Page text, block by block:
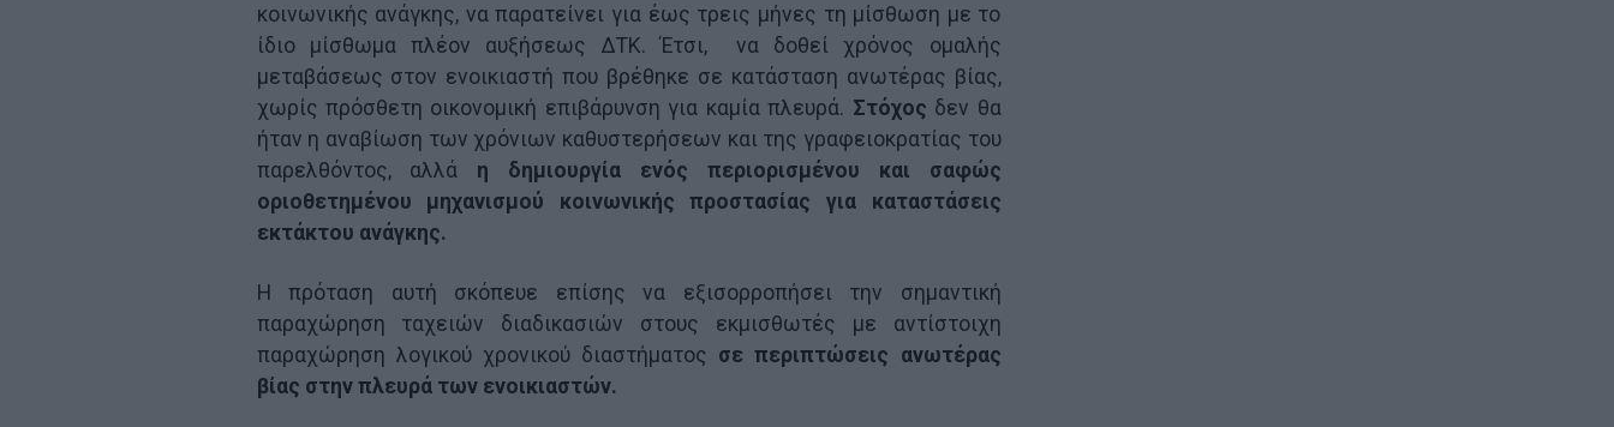
κοινωνικής ανάγκης, να παρατείνει για έως τρεις μήνες τη μίσθωση με το
ίδιο μίσθωμα πλέον αυξήσεως ΔΤΚ. Έτσι, να δοθεί χρόνος ομαλής
μεταβάσεως στον ενοικιαστή που βρέθηκε σε κατάσταση ανωτέρας βίας,
χωρίς πρόσθετη οικονομική επιβάρυνση για καμία πλευρά. Στόχος δεν θα
ήταν η αναβίωση των χρόνιων καθυστερήσεων και της γραφειοκρατίας του
παρελθόντος, αλλά η δημιουργία ενός περιορισμένου και σαφώς
οριοθετημένου μηχανισμού κοινωνικής προστασίας για καταστάσεις
εκτάκτου ανάγκης.
Η πρόταση αυτή σκόπευε επίσης να εξισορροπήσει την σημαντική
παραχώρηση ταχειών διαδικασιών στους εκμισθωτές με αντίστοιχη
παραχώρηση λογικού χρονικού διαστήματος σε περιπτώσεις ανωτέρας
βίας στην πλευρά των ενοικιαστών.